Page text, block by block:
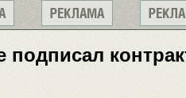
подписал